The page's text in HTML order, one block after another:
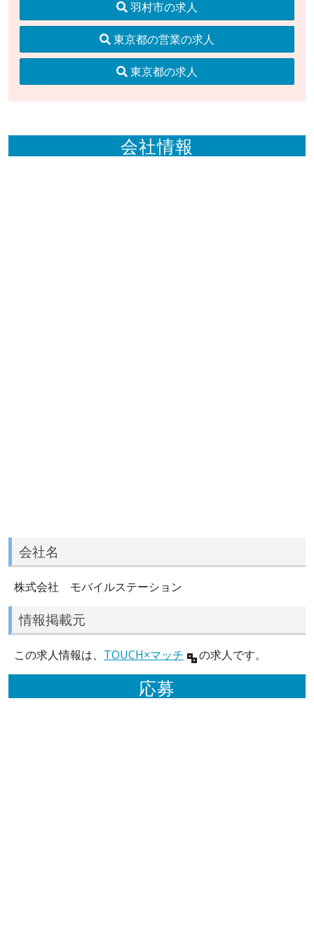
羽村市の求人
東京都の営業の求人
東京都の求人
会社情報
会社名
株式会社 モバイルステーション
情報掲載元
この求人情報は、 TOUCH×マッチ の求人です。
応募